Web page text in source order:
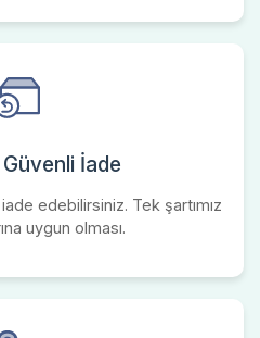
İade
edebilirsiniz. Tek şartımız
uygun olması.